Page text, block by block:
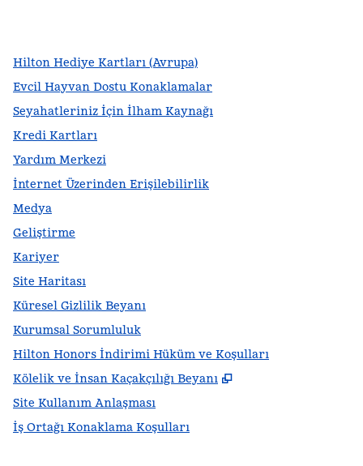
Hilton Hediye Kartları (Avrupa)
Evcil Hayvan Dostu Konaklamalar
Seyahatleriniz İçin İlham Kaynağı
Kredi Kartları
Yardım Merkezi
İnternet Üzerinden Erişilebilirlik
Medya
Geliştirme
Kariyer
Site Haritası
Küresel Gizlilik Beyanı
Kurumsal Sorumluluk
Hilton Honors İndirimi Hüküm ve Koşulları
Kölelik ve İnsan Kaçakçılığı Beyanı
,
Site Kullanım Anlaşması
İş Ortağı Konaklama Koşulları